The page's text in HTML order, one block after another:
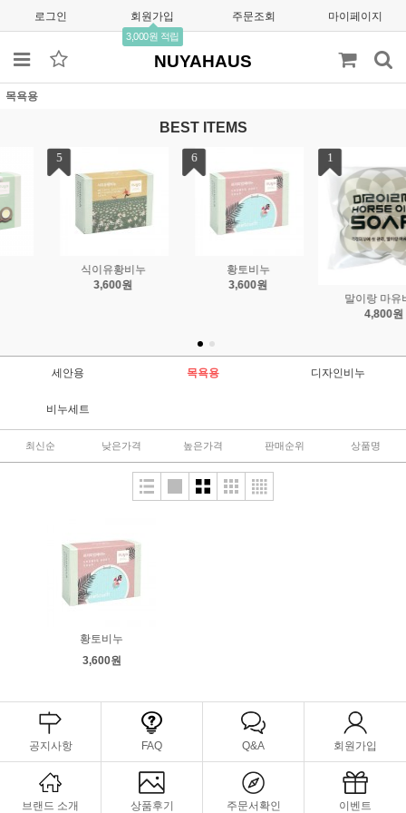
로그인 회원가입
3,000원 적립
주문조회 마이페이지
NUYAHAUS
목욕용
BEST ITEMS
요쿠르트비누
어성초비누
세안용 목욕용 디자인비누
비누세트
최신순 낮은가격 높은가격 판매순위 상품명
황토비누
3,600원
공지사항 FAQ Q&A 회원가입
브랜드 소개 상품후기 주문서확인 이벤트